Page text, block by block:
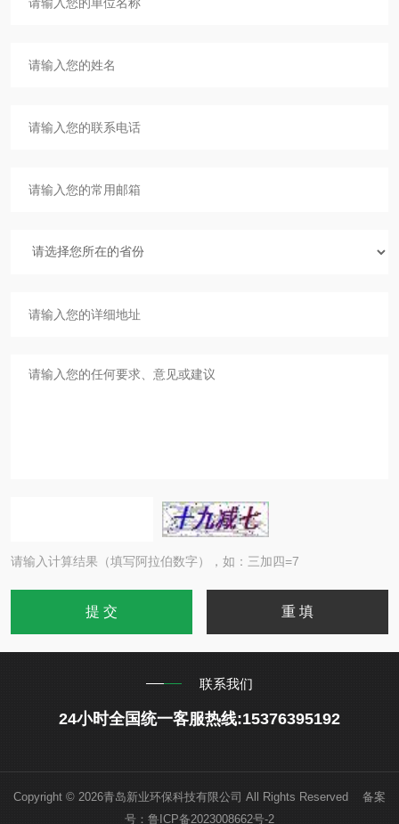
请输入计算结果（填写阿拉伯数字），如：三加四=7
联系我们
24小时全国统一客服热线:15376395192
Copyright © 2026青岛新业环保科技有限公司 All Rights Reserved 备案
号： 鲁ICP备2023008662号-2